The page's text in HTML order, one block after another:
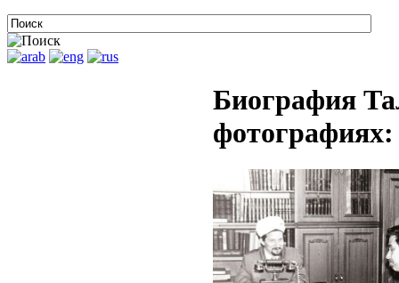
Биография
фотографиях: